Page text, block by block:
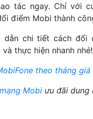
tác ngay. Chỉ với
điểm Mobi thành
dẫn chi tiết cách
và thực hiện nhanh
theo tháng giá
Mobi ưu đãi dung